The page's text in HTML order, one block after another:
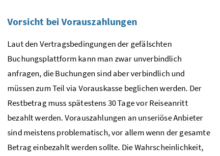
Vorsicht bei Vorauszahlungen
Laut den Vertragsbedingungen der gefälschten
Buchungsplattform kann man zwar unverbindlich
anfragen, die Buchungen sind aber verbindlich und
müssen zum Teil via Vorauskasse beglichen werden. Der
Restbetrag muss spätestens 30 Tage vor Reiseanritt
bezahlt werden. Vorauszahlungen an unseriöse Anbieter
sind meistens problematisch, vor allem wenn der gesamte
Betrag einbezahlt werden sollte. Die Wahrscheinlichkeit,